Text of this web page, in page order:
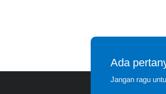
Ada
Jangan ragu